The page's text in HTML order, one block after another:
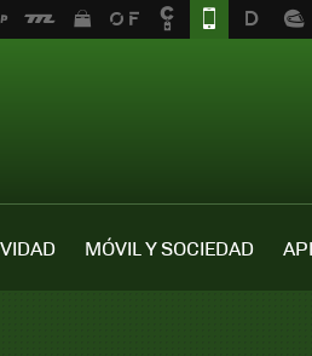
MÓVIL Y SOCIEDAD